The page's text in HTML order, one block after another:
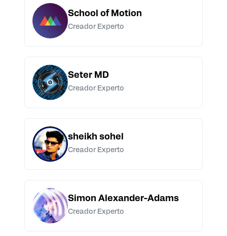
School of Motion
Creador Experto
Seter MD
Creador Experto
sheikh sohel
Creador Experto
Simon Alexander-Adams
Creador Experto